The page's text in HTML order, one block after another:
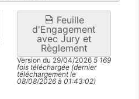
Feuille
d'Engagement
avec Jury et
Règlement
Version du 29/04/2026 5 169
fois téléchargée (dernier
téléchargement le
08/08/2026 à 01:43:02)